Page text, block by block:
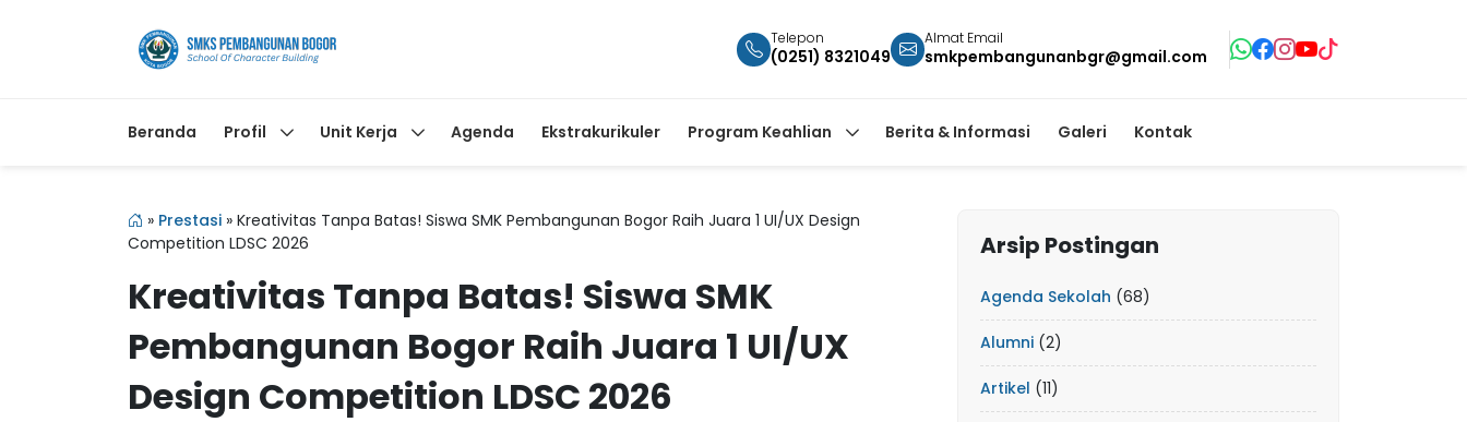
Telepon
(0251) 8321049
Almat Email
smkpembangunanbgr@gmail.com
Beranda Profil Unit Kerja Agenda Ekstrakurikuler Program Keahlian Berita & Informasi Galeri Kontak
» Prestasi » Kreativitas Tanpa Batas! Siswa SMK Pembangunan Bogor Raih Juara 1 UI/UX Design
Competition LDSC 2026
Kreativitas Tanpa Batas! Siswa SMK
Pembangunan Bogor Raih Juara 1 UI/UX
Design Competition LDSC 2026
Arsip Postingan
Agenda Sekolah (68)
Alumni (2)
Artikel (11)